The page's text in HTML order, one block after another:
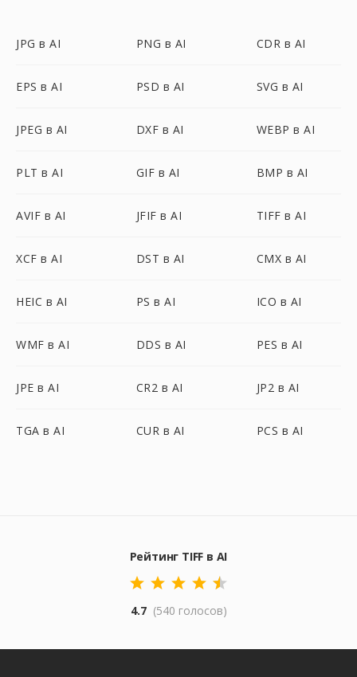
JPG в AI PNG в AI CDR в AI
EPS в AI PSD в AI SVG в AI
JPEG в AI DXF в AI WEBP в AI
PLT в AI GIF в AI BMP в AI
AVIF в AI JFIF в AI TIFF в AI
XCF в AI DST в AI CMX в AI
HEIC в AI PS в AI ICO в AI
WMF в AI DDS в AI PES в AI
JPE в AI CR2 в AI JP2 в AI
TGA в AI CUR в AI PCS в AI
Рейтинг TIFF в AI
4.7 (540 голосов)